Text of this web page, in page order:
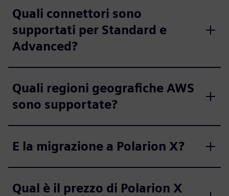
Quali connettori sono
supportati per Standard e
Advanced?
Quali regioni geografiche AWS
sono supportate?
E la migrazione a Polarion X?
Qual è il prezzo di Polarion X